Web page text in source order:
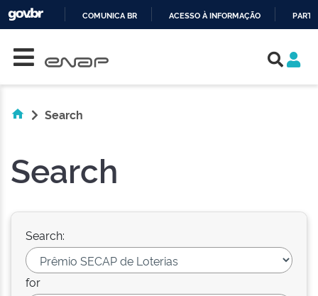
COMUNICA BR ACESSO À INFORMAÇÃO
Search
Search
Search:
for